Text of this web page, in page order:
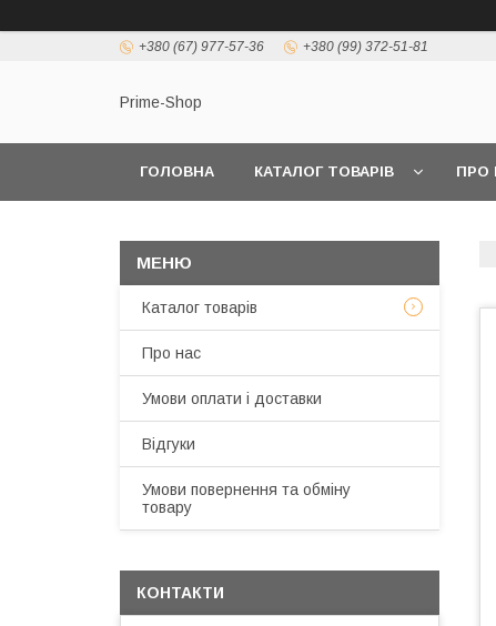
+380 (67) 977-57-36 +380 (99) 372-51-81
Prime-Shop
ГОЛОВНА КАТАЛОГ ТОВАРІВ ПРО
Каталог товарів
Про нас
Умови оплати і доставки
Відгуки
Умови повернення та обміну
товару
КОНТАКТИ